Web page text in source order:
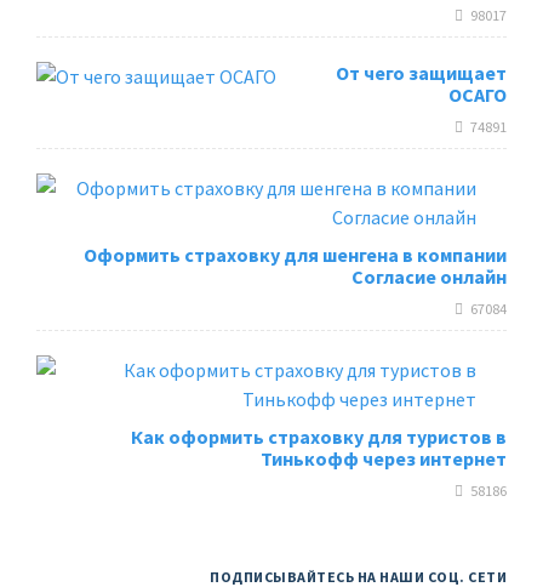
98017
От чего защищает
ОСАГО
74891
Оформить страховку для шенгена в компании
Согласие онлайн
67084
Как оформить страховку для туристов в
Тинькофф через интернет
58186
ПОДПИСЫВАЙТЕСЬ НА НАШИ СОЦ. СЕТИ